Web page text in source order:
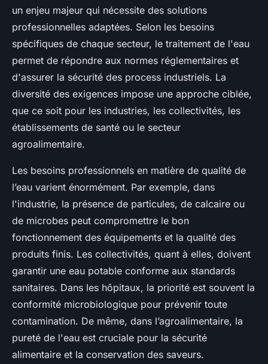
un enjeu majeur qui nécessite des solutions
professionnelles adaptées. Selon les besoins
spécifiques de chaque secteur, le traitement de l'eau
permet de répondre aux normes réglementaires et
d'assurer la sécurité des process industriels. La
diversité des exigences impose une approche ciblée,
que ce soit pour les industries, les collectivités, les
établissements de santé ou le secteur
agroalimentaire.
Les besoins professionnels en matière de qualité de
l’eau varient énormément. Par exemple, dans
l'industrie, la présence de particules, de calcaire ou
de microbes peut compromettre le bon
fonctionnement des équipements et la qualité des
produits finis. Les collectivités, quant à elles, doivent
garantir une eau potable conforme aux standards
sanitaires. Dans les hôpitaux, la priorité est souvent la
conformité microbiologique pour prévenir toute
contamination. De même, dans l’agroalimentaire, la
pureté de l'eau est cruciale pour la sécurité
alimentaire et la conservation des saveurs.